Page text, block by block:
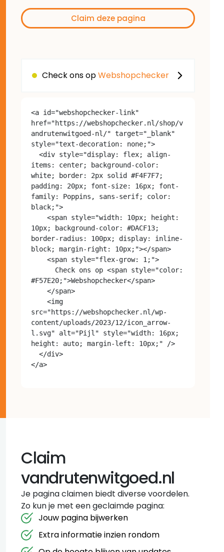
Claim deze pagina
Check ons opWebshopchecker
<a id="webshopchecker-link"
href="https://webshopchecker.nl/shop/v
andrutenwitgoed-nl/" target="_blank"
style="text-decoration: none;">
items: center; background-color:
white; border: 2px solid #F4F7F7;
padding: 20px; font-size: 16px; font-
family: Poppins, sans-serif; color:
black;">
10px; background-color: #DACF13;
border-radius: 100px; display: inline-
block; margin-right: 10px;"></span>
#F57E20;">Webshopchecker</span>
src="https://webshopchecker.nl/wp-
content/uploads/2023/12/icon_arrow-
l.svg" alt="Pijl" style="width: 16px;
height: auto; margin-left: 10px;" />
Claim
vandrutenwitgoed.nl
Je pagina claimen biedt diverse voordelen.
Zo kun je met een geclaimde pagina:
Jouw pagina bijwerken
Extra informatie inzien rondom